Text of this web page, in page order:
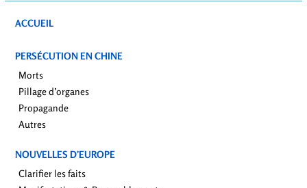
ACCUEIL
PERSÉCUTION EN CHINE
Morts
Pillage d’organes
Propagande
Autres
NOUVELLES D’EUROPE
Clarifier les faits